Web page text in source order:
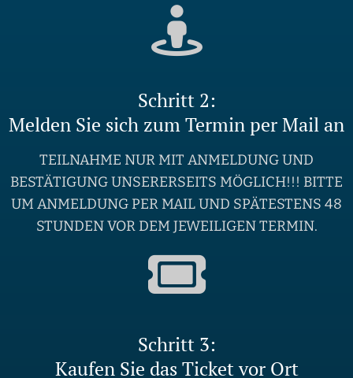
Schritt 2:
Melden Sie sich zum Termin per Mail an
TEILNAHME NUR MIT ANMELDUNG UND
BESTÄTIGUNG UNSERERSEITS MÖGLICH!!! BITTE
UM ANMELDUNG PER MAIL UND SPÄTESTENS 48
STUNDEN VOR DEM JEWEILIGEN TERMIN.
Schritt 3:
Kaufen Sie das Ticket vor Ort